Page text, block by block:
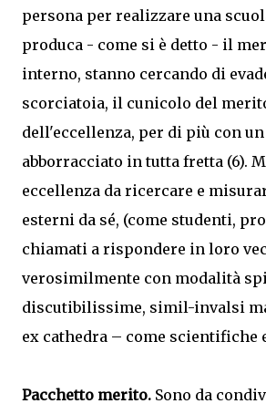
persona per realizzare una
produca - come si è detto - il
interno, stanno cercando di
scorciatoia, il cunicolo del
dell'eccellenza, per di più con un
abborracciato in tutta fretta (6).
eccellenza da ricercare e
esterni da sé, (come studenti,
chiamati a rispondere in loro
verosimilmente con modalità
discutibilissime, simil-invalsi
ex cathedra – come scientifiche
Pacchetto merito. Sono da